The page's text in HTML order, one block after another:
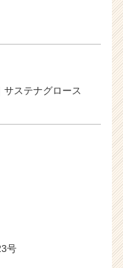
ステナグロース
号